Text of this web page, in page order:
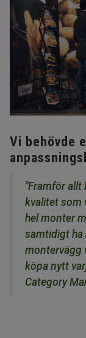
Vi behövde
"Framför allt
kvalitet som
hel monter
samtidigt ha
montervägg
köpa nytt
Category